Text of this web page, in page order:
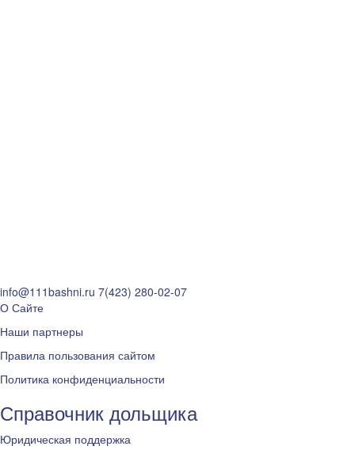
info@111bashni.ru 7(423) 280-02-07
О Сайте
Наши партнеры
Правила пользования сайтом
Политика конфиденциальности
Справочник дольщика
Юридическая поддержка